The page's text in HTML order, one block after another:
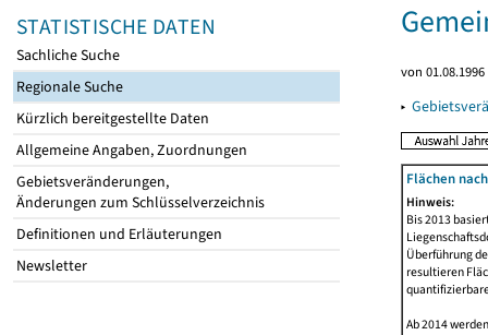
STATISTISCHE DATEN
Sachliche Suche
Regionale Suche
Kürzlich bereitgestellte Daten
Allgemeine Angaben, Zuordnungen
Gebietsveränderungen,
Änderungen zum Schlüsselverzeichnis
Definitionen und Erläuterungen
Newsletter
von
▸
Flächen
Hinweis:
Bis 2013
Überführung
resultieren
Ab 2014